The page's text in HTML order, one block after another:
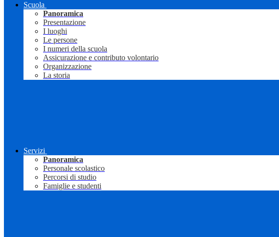
Scuola
Panoramica
Presentazione
I luoghi
Le persone
I numeri della scuola
Assicurazione e contributo volontario
Organizzazione
La storia
Servizi
Panoramica
Personale scolastico
Percorsi di studio
Famiglie e studenti